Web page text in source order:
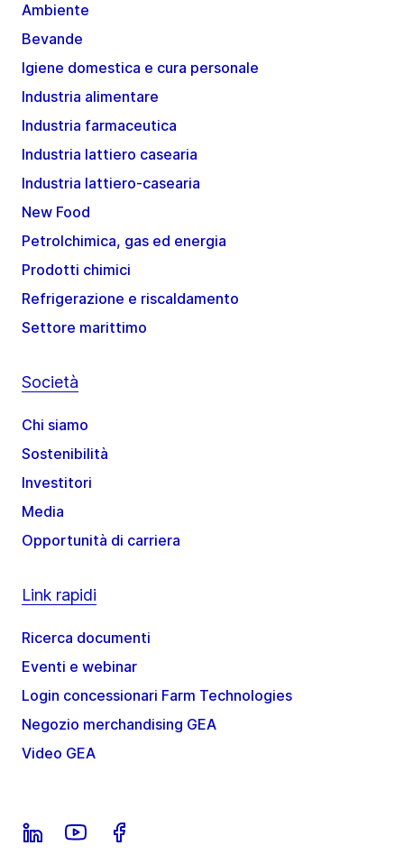
Ambiente
Bevande
Igiene domestica e cura personale
Industria alimentare
Industria farmaceutica
Industria lattiero casearia
Industria lattiero-casearia
New Food
Petrolchimica, gas ed energia
Prodotti chimici
Refrigerazione e riscaldamento
Settore marittimo
Società
Chi siamo
Sostenibilità
Investitori
Media
Opportunità di carriera
Link rapidi
Ricerca documenti
Eventi e webinar
Login concessionari Farm Technologies
Negozio merchandising GEA
Video GEA